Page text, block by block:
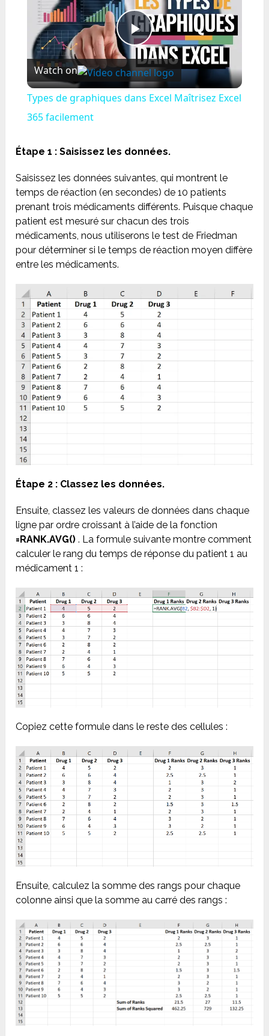
Play
Video
Watch on
Types de graphiques dans Excel Maîtrisez Excel
365 facilement
Étape 1 : Saisissez les données.
Saisissez les données suivantes, qui montrent le
temps de réaction (en secondes) de 10 patients
prenant trois médicaments différents. Puisque chaque
patient est mesuré sur chacun des trois
médicaments, nous utiliserons le test de Friedman
pour déterminer si le temps de réaction moyen diffère
entre les médicaments.
Étape 2 : Classez les données.
Ensuite, classez les valeurs de données dans chaque
ligne par ordre croissant à l’aide de la fonction
=RANK.AVG() . La formule suivante montre comment
calculer le rang du temps de réponse du patient 1 au
médicament 1 :
Copiez cette formule dans le reste des cellules :
Ensuite, calculez la somme des rangs pour chaque
colonne ainsi que la somme au carré des rangs :